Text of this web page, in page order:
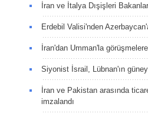
İran ve İtalya Dışişleri
Erdebil Valisi'nden
İran'dan Umman'la
Siyonist İsrail, Lübnan'ın
İran ve Pakistan arasında
imzalandı